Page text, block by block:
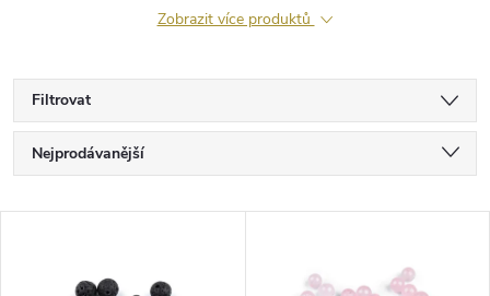
Zobrazit více produktů
Filtrovat
Ř
a
Nejprodávanější
Abecedně